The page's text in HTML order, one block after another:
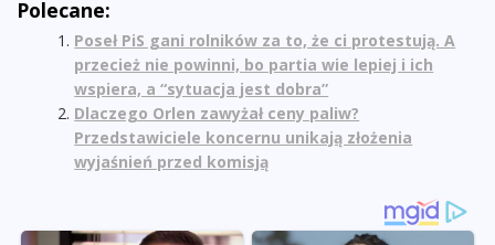
Polecane:
Poseł PiS gani rolników za to, że ci protestują. A
przecież nie powinni, bo partia wie lepiej i ich
wspiera, a “sytuacja jest dobra”
Dlaczego Orlen zawyżał ceny paliw?
Przedstawiciele koncernu unikają złożenia
wyjaśnień przed komisją